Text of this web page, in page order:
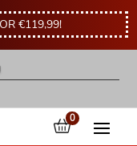
€119,99!
0